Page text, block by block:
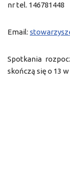
nr tel. 146781448
Email:
Spotkania
skończą się o 13